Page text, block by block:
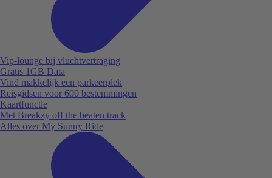
Vip-lounge bij vluchtvertraging
Gratis 1GB Data
Vind makkelijk een parkeerplek
Reisgidsen voor 600 bestemmingen
Kaartfunctie
Met Breakzy off the beaten track
Alles over My Sunny Ride